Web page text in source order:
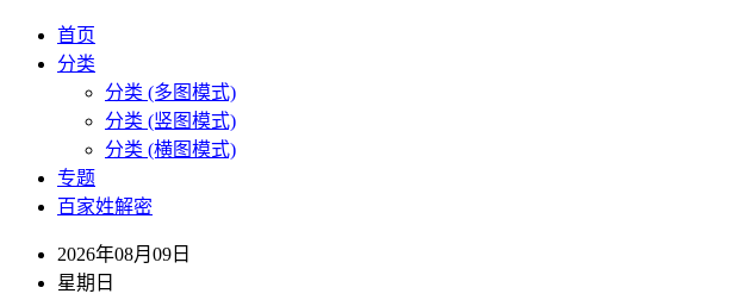
首页
分类
分类 (多图模式)
分类 (竖图模式)
分类 (横图模式)
专题
百家姓解密
2026年08月09日
星期日